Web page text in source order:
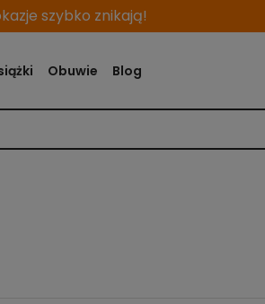
szybko znikają!
Obuwie Blog